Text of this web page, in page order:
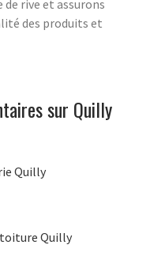
rive et assurons
des produits et
sur Quilly
Quilly
Quilly